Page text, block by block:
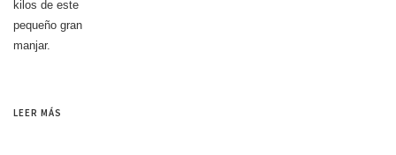
kilos de este
pequeño gran
manjar.
LEER MÁS